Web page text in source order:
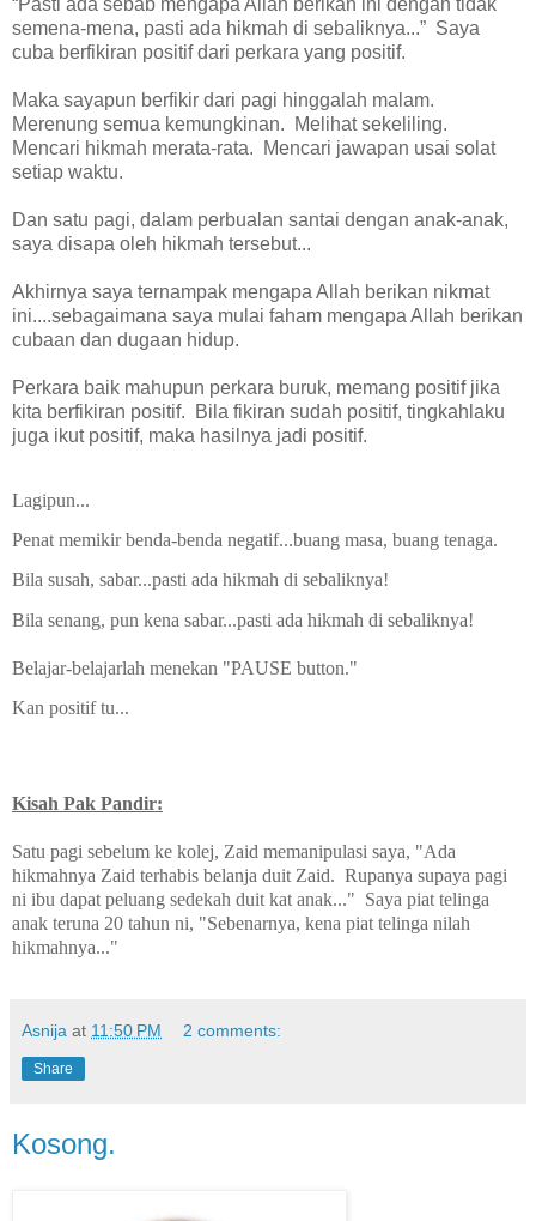
“Pasti ada sebab mengapa Allah berikan ini dengan tidak
semena-mena, pasti ada hikmah di sebaliknya...” Saya
cuba berfikiran positif dari perkara yang positif.
Maka sayapun berfikir dari pagi hinggalah malam.
Merenung semua kemungkinan.
Melihat sekeliling.
Mencari hikmah merata-rata.
Mencari jawapan usai solat
setiap waktu.
Dan satu pagi, dalam perbualan santai dengan anak-anak,
saya disapa oleh hikmah tersebut...
Akhirnya saya ternampak mengapa Allah berikan nikmat
ini....sebagaimana saya mulai faham mengapa Allah berikan
cubaan dan dugaan hidup.
Perkara baik mahupun perkara buruk, memang positif jika
kita berfikiran positif. Bila fikiran sudah positif, tingkahlaku
juga ikut positif, maka hasilnya jadi positif.
Lagipun...
Penat memikir benda-benda negatif...buang masa, buang tenaga.
Bila susah, sabar...pasti ada hikmah di sebaliknya!
Bila senang, pun kena sabar...pasti ada hikmah di sebaliknya!
Belajar-belajarlah menekan "PAUSE button."
Kan positif tu...
Kisah Pak Pandir:
Satu pagi sebelum ke kolej, Zaid memanipulasi saya, "Ada
hikmahnya Zaid terhabis belanja duit Zaid. Rupanya supaya pagi
ni ibu dapat peluang sedekah duit kat anak..." Saya piat telinga
anak teruna 20 tahun ni, "Sebenarnya, kena piat telinga nilah
hikmahnya..."
Asnija at 11:50 PM 2 comments:
Share
Kosong.